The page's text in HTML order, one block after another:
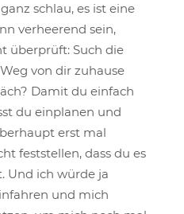
schlau, es ist eine
verheerend sein,
überprüft: Such die
von dir zuhause
Damit du einfach
du einplanen und
erst mal
feststellen, dass du es
Und ich würde ja
und mich